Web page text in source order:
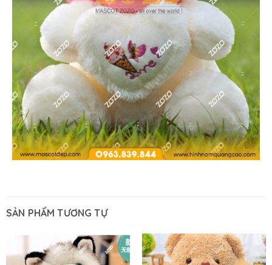
SẢN PHẨM TƯƠNG TỰ